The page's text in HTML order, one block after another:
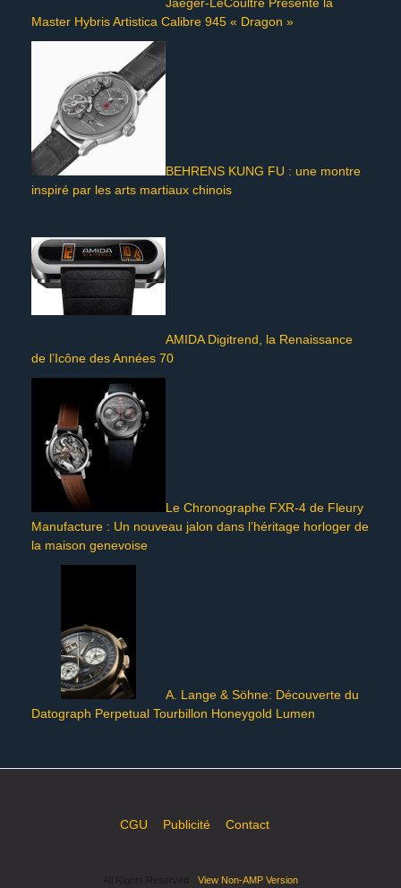
Master Hybris Artistica Calibre 945 « Dragon »
BEHRENS KUNG FU : une montre
inspiré par les arts martiaux chinois
AMIDA Digitrend, la Renaissance
de l’Icône des Années 70
Le Chronographe FXR-4 de Fleury
Manufacture : Un nouveau jalon dans l’héritage horloger de
la maison genevoise
A. Lange & Söhne: Découverte du
Datograph Perpetual Tourbillon Honeygold Lumen
CGU Publicité Contact
View Non-AMP Version